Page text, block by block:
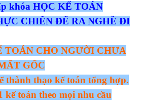
khóa HỌC KẾ TOÁN
CHIẾN ĐỂ RA NGHỀ ĐI
TOÁN CHO NGƯỜI CHƯA
GỐC
thành thạo kế toán tổng hợp.
kế toán theo mọi nhu cầu